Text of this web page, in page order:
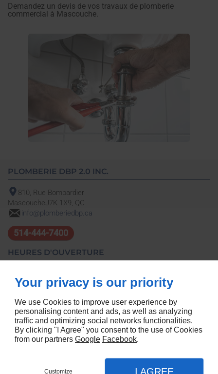
Demandez un devis de vos travaux de plomberie
commercial à Mascouche.
PLOMBERIE DBP 2.0 INC.
810, Rue Bombardier
MascoucheJ7K 1X9, QC
info@plomberiedbp.ca
514-444-7400
HEURES D'OUVERTURE
Accueil
Nous Contacter
Politique de Confidentialité
Plan du Site
SUIVEZ-NOUS
Your privacy is our priority
We use Cookies to improve user experience by
personalising content and ads, as well as analyzing
traffic and optimizing social networks functionalities.
By clicking "I Agree" you consent to the use of Cookies
from our partners Google Facebook.
Customize I AGREE